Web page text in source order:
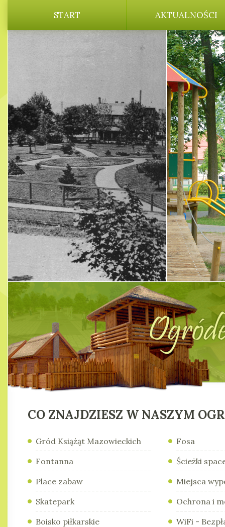
START AKTUALNOŚCI
CO ZNAJDZIESZ W NASZYM
Gród Książąt Mazowieckich
Fontanna
Place zabaw
Skatepark
Boisko piłkarskie
Fosa
Ścieżki
Miejsca
Ochrona i
WiFi -